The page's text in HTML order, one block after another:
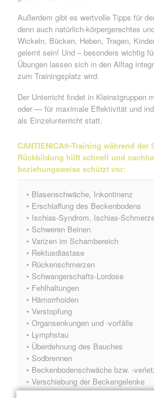
Außerdem gibt es wertvolle Tipps für
denn auch natürlich-körpergerechtes
Wickeln, Bücken, Heben, Tragen,
gelernt sein! Und – besonders wichtig
Übungen lassen sich in den Alltag
zum Trainingsplatz wird.
Der Unterricht findet in Kleinstgruppen
oder — für maximale Effektivität und
als Einzelunterricht statt.
CANTIENICA®-Training während
Rückbildung hilft schnell und
beziehungsweise schützt vor:
• Blasenschwäche, Inkontinenz
• Erschlaffung des Beckenbodens
• Ischias-Syndrom, Ischias-
• Schweren Beinen
• Varizen im Schambereich
• Rektusdiastase
• Rückenschmerzen
• Schwangerschafts-Lordose
• Fehlhaltungen
• Hämorrhoiden
• Verstopfung
• Organsenkungen und -vorfälle
• Lymphstau
• Überdehnung des Bauches
• Sodbrennen
• Beckenbodenschwäche bzw. -
• Verschiebung der Beckengelenke
• Symphysenlockerung